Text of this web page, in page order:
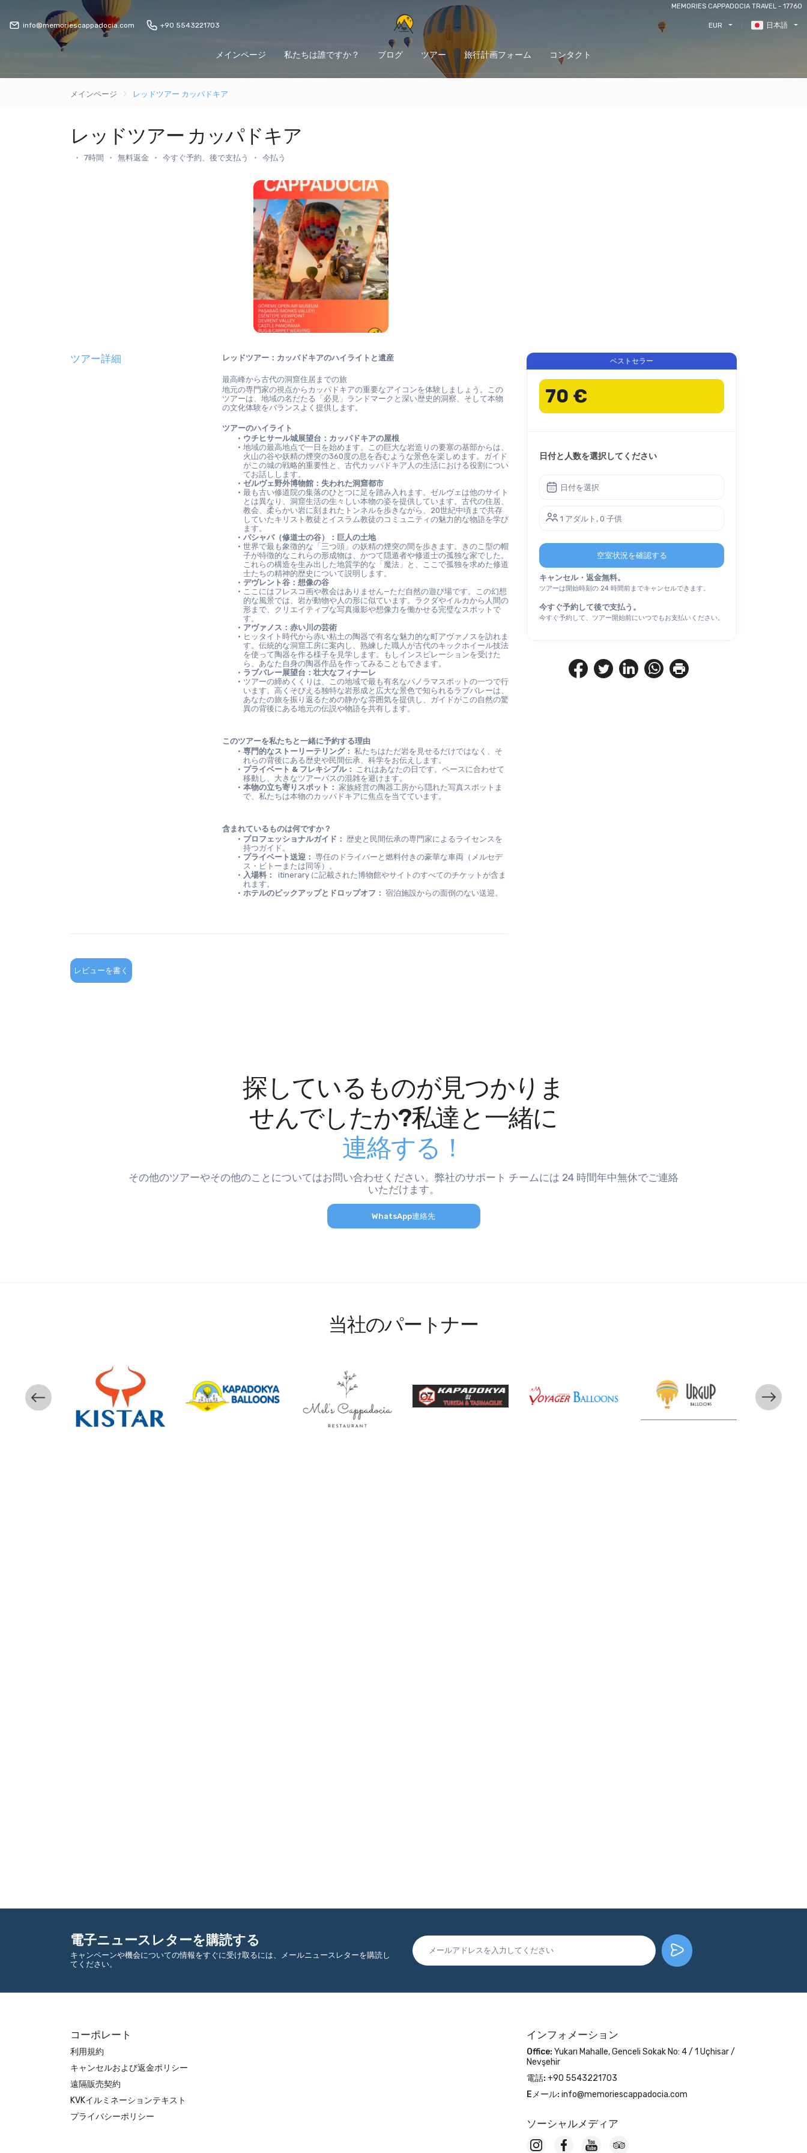
MEMORIES CAPPADOCIA TRAVEL - 17760
info@memoriescappadocia.com +90 5543221703 EUR 日本語
メインページ 私たちは誰ですか？ ブログ ツアー 旅行計画フォーム コンタクト
メインページ レッドツアー カッパドキア
レッドツアー カッパドキア
7時間 無料返金 今すぐ予約、後で支払う 今払う
ツアー詳細 レッドツアー：カッパドキアのハイライトと遺産
最高峰から古代の洞窟住居までの旅
地元の専門家の視点からカッパドキアの重要なアイコンを体験しましょう。この
ツアーは、地域の名だたる「必見」ランドマークと深い歴史的洞察、そして本物
の文化体験をバランスよく提供します。
ツアーのハイライト
ウチヒサール城展望台：カッパドキアの屋根
地域の最高地点で一日を始めます。この巨大な岩造りの要塞の基部からは、
火山の谷や妖精の煙突の360度の息を呑むような景色を楽しめます。ガイド
がこの城の戦略的重要性と、古代カッパドキア人の生活における役割につい
てお話しします。
ゼルヴェ野外博物館：失われた洞窟都市
最も古い修道院の集落のひとつに足を踏み入れます。ゼルヴェは他のサイト
とは異なり、洞窟生活の生々しい本物の姿を提供しています。古代の住居、
教会、柔らかい岩に刻まれたトンネルを歩きながら、20世紀中頃まで共存
していたキリスト教徒とイスラム教徒のコミュニティの魅力的な物語を学び
ます。
パシャバ（修道士の谷）：巨人の土地
世界で最も象徴的な「三つ頭」の妖精の煙突の間を歩きます。きのこ型の帽
子が特徴的なこれらの形成物は、かつて隠遁者や修道士の孤独な家でした。
これらの構造を生み出した地質学的な「魔法」と、ここで孤独を求めた修道
士たちの精神的歴史について説明します。
デヴレント谷：想像の谷
ここにはフレスコ画や教会はありません—ただ自然の遊び場です。この幻想
的な風景では、岩が動物や人の形に似ています。ラクダやイルカから人間の
形まで、クリエイティブな写真撮影や想像力を働かせる完璧なスポットで
す。
アヴァノス：赤い川の芸術
ヒッタイト時代から赤い粘土の陶器で有名な魅力的な町アヴァノスを訪れま
す。伝統的な洞窟工房に案内し、熟練した職人が古代のキックホイール技法
を使って陶器を作る様子を見学します。もしインスピレーションを受けた
ら、あなた自身の陶器作品を作ってみることもできます。
ラブバレー展望台：壮大なフィナーレ
ツアーの締めくくりは、この地域で最も有名なパノラマスポットの一つで行
います。高くそびえる独特な岩形成と広大な景色で知られるラブバレーは、
あなたの旅を振り返るための静かな雰囲気を提供し、ガイドがこの自然の驚
異の背後にある地元の伝説や物語を共有します。
このツアーを私たちと一緒に予約する理由
専門的なストーリーテリング： 私たちはただ岩を見せるだけではなく、そ
れらの背後にある歴史や民間伝承、科学をお伝えします。
プライベート & フレキシブル： これはあなたの日です。ペースに合わせて
移動し、大きなツアーバスの混雑を避けます。
本物の立ち寄りスポット： 家族経営の陶器工房から隠れた写真スポットま
で、私たちは本物のカッパドキアに焦点を当てています。
含まれているものは何ですか？
プロフェッショナルガイド： 歴史と民間伝承の専門家によるライセンスを
持つガイド。
プライベート送迎： 専任のドライバーと燃料付きの豪華な車両（メルセデ
ス・ビトーまたは同等）。
入場料：
itinerary に記載された博物館やサイトのすべてのチケットが含ま
れます。
ホテルのピックアップとドロップオフ： 宿泊施設からの面倒のない送迎。
レビューを書く
ベストセラー
70 €
日付と人数を選択してください
日付を選択
1 アダルト, 0 子供
空室状況を確認する
キャンセル・返金無料。
ツアーは開始時刻の 24 時間前までキャンセルできます。
今すぐ予約して後で支払う。
今すぐ予約して、ツアー開始前にいつでもお支払いください。
探しているものが見つかりま
せんでしたか?私達と一緒に
連絡する！
その他のツアーやその他のことについてはお問い合わせください。弊社のサポート チームには 24 時間年中無休でご連絡
いただけます。
WhatsApp連絡先
当社のパートナー
電子ニュースレターを購読する
キャンペーンや機会についての情報をすぐに受け取るには、メールニュースレターを購読し
てください。
コーポレート
利用規約
キャンセルおよび返金ポリシー
遠隔販売契約
KVKイルミネーションテキスト
プライバシーポリシー
インフォメーション
Office: Yukarı Mahalle, Genceli Sokak No: 4 / 1 Uçhisar /
Nevşehir
電話: +90 5543221703
Eメール: info@memoriescappadocia.com
ソーシャルメディア